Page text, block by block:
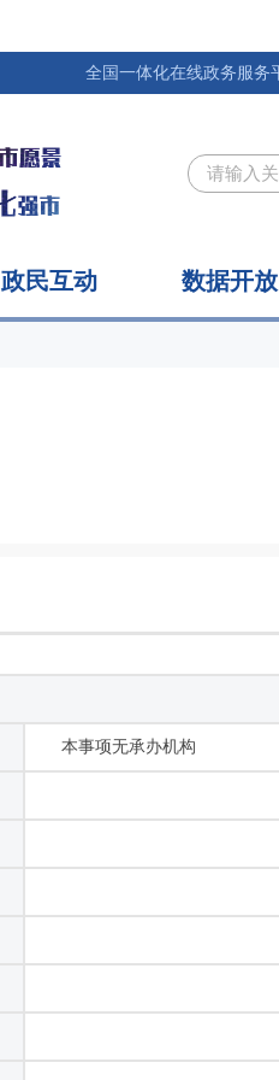
全国一体化在线政务服务平台：
政民互动 数据开放
本事项无承办机构